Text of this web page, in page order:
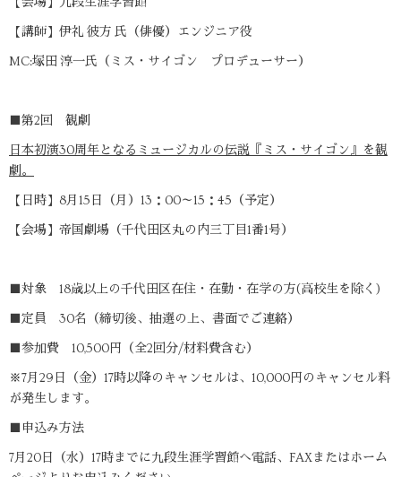
【講師】伊礼 彼方 氏（俳優）エンジニア役
MC:塚田 淳一氏（ミス・サイゴン プロデューサー）
■第2回 観劇
日本初演30周年となるミュージカルの伝説『ミス・サイゴン』を観
劇。
【日時】8月15日（月）13：00～15：45（予定）
【会場】帝国劇場（千代田区丸の内三丁目1番1号）
■対象 18歳以上の千代田区在住・在勤・在学の方(高校生を除く)
■定員 30名（締切後、抽選の上、書面でご連絡）
■参加費 10,500円（全2回分/材料費含む）
※7月29日（金）17時以降のキャンセルは、10,000円のキャンセル料
が発生します。
■申込み方法
7月20日（水）17時までに九段生涯学習館へ電話、FAXまたはホーム